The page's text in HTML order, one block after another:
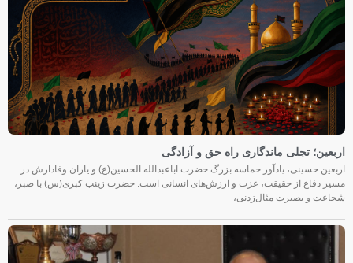
اربعین؛ تجلی ماندگاری راه حق و آزادگی
اربعین حسینی، یادآور حماسه بزرگ حضرت اباعبدالله الحسین(ع) و یاران وفادارش در
مسیر دفاع از حقیقت، عزت و ارزش‌های انسانی است. حضرت زینب کبری(س) با صبر،
شجاعت و بصیرت مثال‌زدنی،